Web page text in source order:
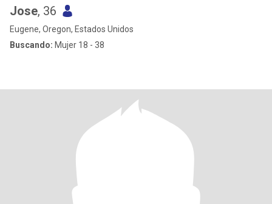
Jose, 36
Eugene, Oregon, Estados Unidos
Buscando: Mujer 18 - 38